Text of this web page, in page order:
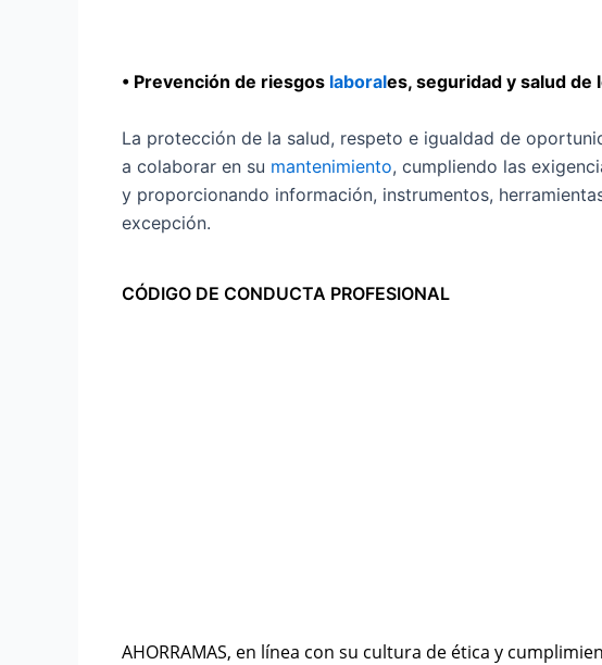
• Prevención de riesgos laborales, seguridad y salud de
La protección de la salud, respeto e igualdad de
a colaborar en su mantenimiento, cumpliendo las
y proporcionando información, instrumentos,
excepción.
CÓDIGO DE CONDUCTA PROFESIONAL
AHORRAMAS, en línea con su cultura de ética y